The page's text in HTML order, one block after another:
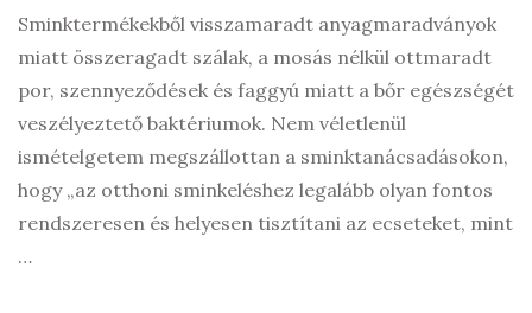
Sminktermékekből visszamaradt anyagmaradványok
miatt összeragadt szálak, a mosás nélkül ottmaradt
por, szennyeződések és faggyú miatt a bőr egészségét
veszélyeztető baktériumok. Nem véletlenül
ismételgetem megszállottan a sminktanácsadásokon,
hogy „az otthoni sminkeléshez legalább olyan fontos
rendszeresen és helyesen tisztítani az ecseteket, mint
…